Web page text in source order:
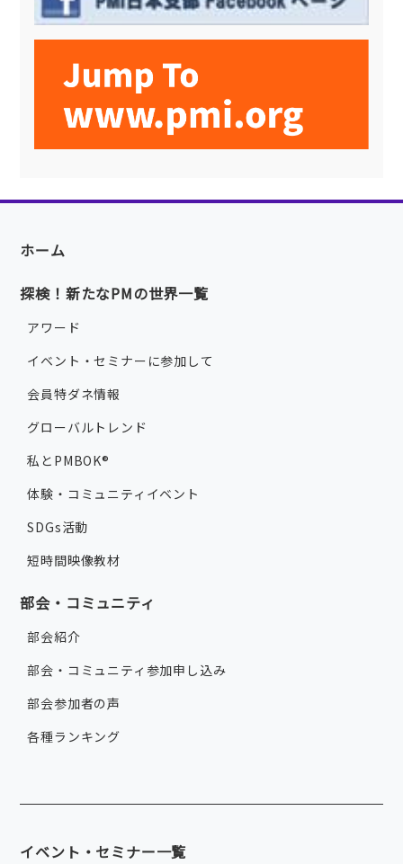
ホーム
探検！新たなPMの世界一覧
アワード
イベント・セミナーに参加して
会員特ダネ情報
グローバルトレンド
私とPMBOK®
体験・コミュニティイベント
SDGs活動
短時間映像教材
部会・コミュニティ
部会紹介
部会・コミュニティ参加申し込み
部会参加者の声
各種ランキング
イベント・セミナー一覧